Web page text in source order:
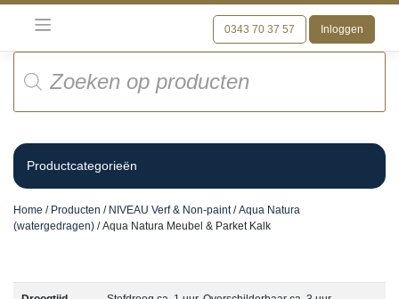
0343 70 37 57 Inloggen
Producten
Productcategorieën
Home / Producten / NIVEAU Verf & Non-paint/Aqua Natura
(watergedragen) / Aqua Natura Meubel & Parket Kalk